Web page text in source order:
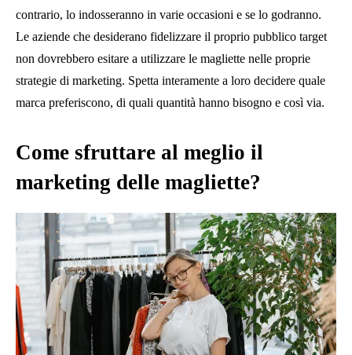
contrario, lo indosseranno in varie occasioni e se lo godranno.
Le aziende che desiderano fidelizzare il proprio pubblico target
non dovrebbero esitare a utilizzare le magliette nelle proprie
strategie di marketing. Spetta interamente a loro decidere quale
marca preferiscono, di quali quantità hanno bisogno e così via.
Come sfruttare al meglio il
marketing delle magliette?